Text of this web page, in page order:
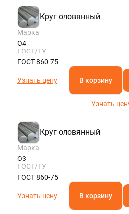
Круг оловянный
Марка
О4
ГОСТ/ТУ
ГОСТ 860-75
Узнать цену В корзину
Узнать
Круг оловянный
Марка
О3
ГОСТ/ТУ
ГОСТ 860-75
Узнать цену В корзину